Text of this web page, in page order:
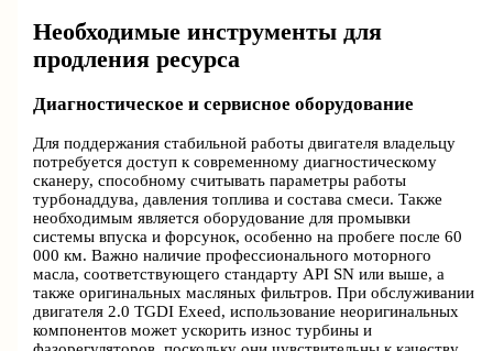
Необходимые инструменты для
продления ресурса
Диагностическое и сервисное оборудование
Для поддержания стабильной работы двигателя владельцу
потребуется доступ к современному диагностическому
сканеру, способному считывать параметры работы
турбонаддува, давления топлива и состава смеси. Также
необходимым является оборудование для промывки
системы впуска и форсунок, особенно на пробеге после 60
000 км. Важно наличие профессионального моторного
масла, соответствующего стандарту API SN или выше, а
также оригинальных масляных фильтров. При обслуживании
двигателя 2.0 TGDI Exeed, использование неоригинальных
компонентов может ускорить износ турбины и